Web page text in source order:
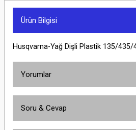
Ürün Bilgisi
Husqvarna-Yağ Dişli Plastik 135/
Yorumlar
Soru & Cevap